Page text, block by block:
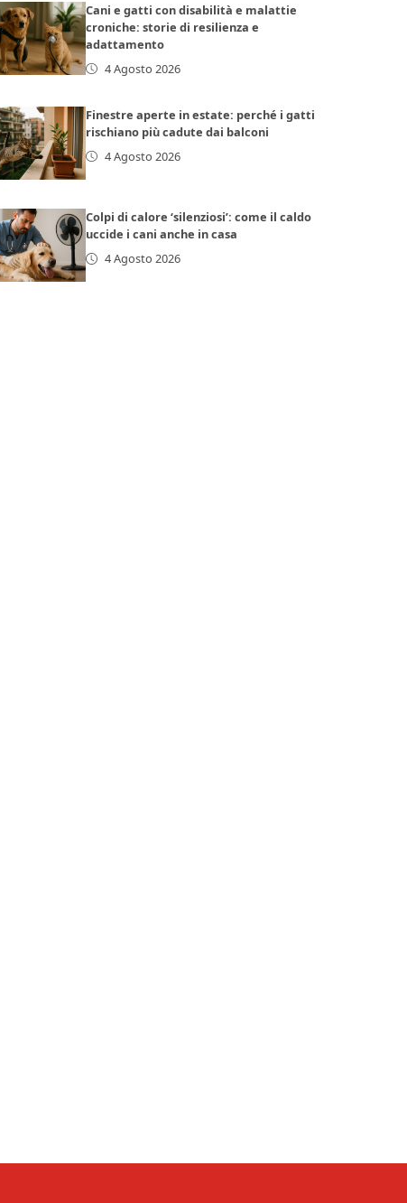
Cani e gatti con disabilità e malattie
croniche: storie di resilienza e
adattamento
4 Agosto 2026
Finestre aperte in estate: perché i gatti
rischiano più cadute dai balconi
4 Agosto 2026
Colpi di calore ‘silenziosi’: come il caldo
uccide i cani anche in casa
4 Agosto 2026